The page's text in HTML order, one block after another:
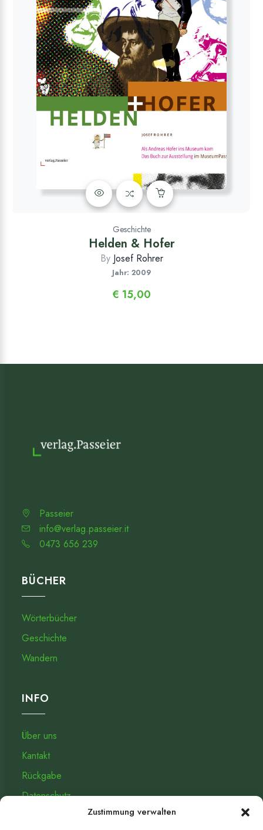
Zustimmung verwalten
Geschichte
Helden & Hofer
By Josef Rohrer
Jahr: 2009
€ 15,00
Passeier
info@verlag.passeier.it
0473 656 239
BÜCHER
Wörterbücher
Geschichte
Wandern
INFO
Über uns
Kantakt
Rückgabe
Datenschutz­